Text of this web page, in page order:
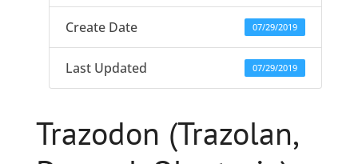
Create Date 07/29/2019
Last Updated 07/29/2019
Trazodon (Trazolan,